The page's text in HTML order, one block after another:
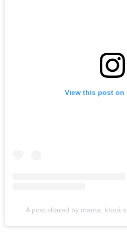
View this post on
A post shared by mama, ktorá